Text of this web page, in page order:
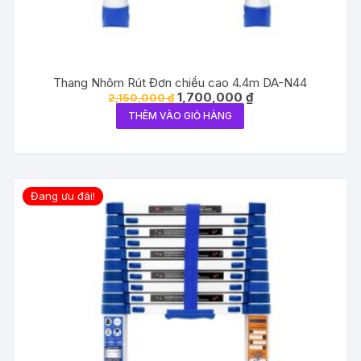
Thang Nhôm Rút Đơn chiều cao 4.4m DA-N44
2,150,000₫ Giá
gốc
là:
2,150,000 ₫.
1,700,000 ₫Giá
hiện
THÊM VÀO GIỎ HÀNG
Đang ưu đãi!